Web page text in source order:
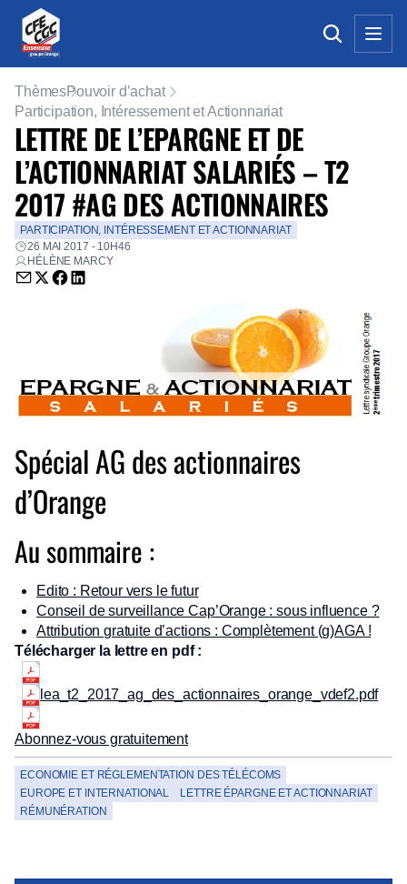
ThèmesPouvoir d’achat
Participation, Intéressement et Actionnariat
LETTRE DE L’EPARGNE ET DE
L’ACTIONNARIAT SALARIÉS – T2
2017 #AG DES ACTIONNAIRES
PARTICIPATION, INTÉRESSEMENT ET ACTIONNARIAT
26 MAI 2017 - 10H46
HÉLÈNE MARCY
Envoyer par email (nouvelle fenêtre)
Partager sur Twitter (nouvelle fenêtre)
Partager sur Facebook (nouvelle fenêtre)
Partager sur LinkedIn (nouvelle fenêtre)
Spécial AG des actionnaires
d’Orange
Au sommaire :
Edito : Retour vers le futur
Conseil de surveillance Cap’Orange : sous influence ?
Attribution gratuite d’actions : Complètement (g)AGA !
Télécharger la lettre en pdf :
lea_t2_2017_ag_des_actionnaires_orange_vdef2.pdf
Abonnez-vous gratuitement
ECONOMIE ET RÉGLEMENTATION DES TÉLÉCOMS
EUROPE ET INTERNATIONAL
LETTRE ÉPARGNE ET ACTIONNARIAT
RÉMUNÉRATION